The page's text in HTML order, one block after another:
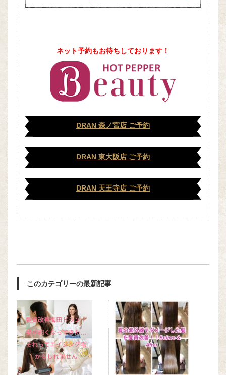
ネット予約もお待ちしております！
DRAN 森ノ宮店 ご予約
DRAN 東大阪店 ご予約
DRAN 天王寺店 ご予約
このカテゴリーの最新記事